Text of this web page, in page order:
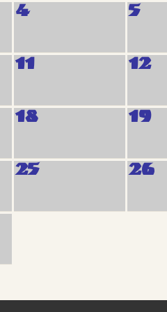
4 5
11 12
18 19
25 26